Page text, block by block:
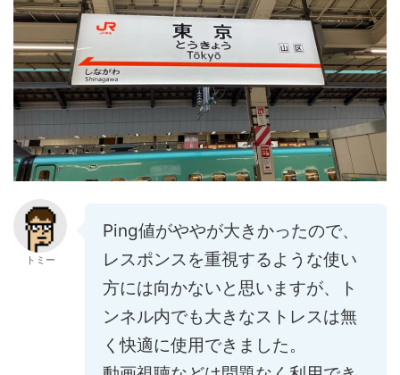
トミー
Ping値がややが大きかったので、
レスポンスを重視するような使い
方には向かないと思いますが、ト
ンネル内でも大きなストレスは無
く快適に使用できました。